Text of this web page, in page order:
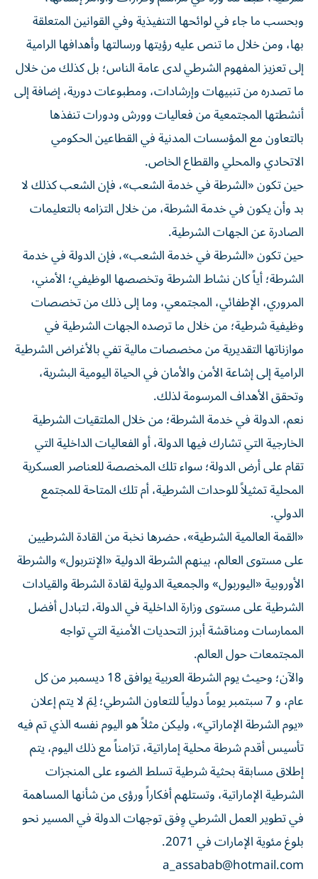
وبحسب ما جاء في لوائحها التنفيذية وفي القوانين المتعلقة
بها، ومن خلال ما تنص عليه رؤيتها ورسالتها وأهدافها الرامية
إلى تعزيز المفهوم الشرطي لدى عامة الناس؛ بل كذلك من خلال
ما تصدره من تنبيهات وإرشادات، ومطبوعات دورية، إضافة إلى
أنشطتها المجتمعية من فعاليات وورش ودورات تنفذها
بالتعاون مع المؤسسات المدنية في القطاعين الحكومي
الاتحادي والمحلي والقطاع الخاص.
حين تكون «الشرطة في خدمة الشعب»، فإن الشعب كذلك لا
بد وأن يكون في خدمة الشرطة، من خلال التزامه بالتعليمات
الصادرة عن الجهات الشرطية.
حين تكون «الشرطة في خدمة الشعب»، فإن الدولة في خدمة
الشرطة؛ أياً كان نشاط الشرطة وتخصصها الوظيفي؛ الأمني،
المروري، الإطفائي، المجتمعي، وما إلى ذلك من تخصصات
وظيفية شرطية؛ من خلال ما ترصده الجهات الشرطية في
موازناتها التقديرية من مخصصات مالية تفي بالأغراض الشرطية
الرامية إلى إشاعة الأمن والأمان في الحياة اليومية البشرية،
وتحقق الأهداف المرسومة لذلك.
نعم، الدولة في خدمة الشرطة؛ من خلال الملتقيات الشرطية
الخارجية التي تشارك فيها الدولة، أو الفعاليات الداخلية التي
تقام على أرض الدولة؛ سواء تلك المخصصة للعناصر العسكرية
المحلية تمثيلاً للوحدات الشرطية، أم تلك المتاحة للمجتمع
الدولي.
«القمة العالمية الشرطية»، حضرها نخبة من القادة الشرطيين
على مستوى العالم، بينهم الشرطة الدولية «الإنتربول» والشرطة
الأوروبية «اليوربول» والجمعية الدولية لقادة الشرطة والقيادات
الشرطية على مستوى وزارة الداخلية في الدولة، لتبادل أفضل
الممارسات ومناقشة أبرز التحديات الأمنية التي تواجه
المجتمعات حول العالم.
والآن؛ وحيث يوم الشرطة العربية يوافق 18 ديسمبر من كل
عام، و 7 سبتمبر يوماً دولياً للتعاون الشرطي؛ لِمَ لا يتم إعلان
«يوم الشرطة الإماراتي»، وليكن مثلاً هو اليوم نفسه الذي تم فيه
تأسيس أقدم شرطة محلية إماراتية، تزامناً مع ذلك اليوم، يتم
إطلاق مسابقة بحثية شرطية تسلط الضوء على المنجزات
الشرطية الإماراتية، وتستلهم أفكاراً ورؤى من شأنها المساهمة
في تطوير العمل الشرطي وِفق توجهات الدولة في المسير نحو
بلوغ مئوية الإمارات في 2071.
a_assabab@hotmail.com